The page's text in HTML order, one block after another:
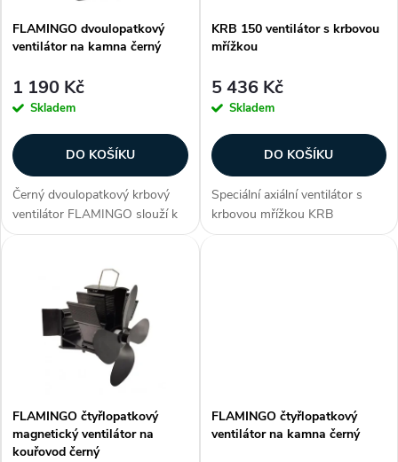
í
p
r
o
d
u
s
p
r
o
d
ů
FLAMINGO dvoulopatkový
ventilátor na kamna černý
1 190 Kč
Skladem
DO KOŠÍKU
Černý dvoulopatkový krbový
ventilátor FLAMINGO slouží k
rozhánění teplého vzduchu od
místnosti. Flamingo je velmi
tichý ventilátor bez...
KRB 150 ventilátor s krbovou
mřížkou
5 436 Kč
Skladem
DO KOŠÍKU
Speciální axiální ventilátor s
krbovou mřížkou KRB
150 rozvádí horký vzduch
FLAMINGO čtyřlopatkový
magnetický ventilátor na
kouřovod černý
FLAMINGO čtyřlopatkový
ventilátor na kamna černý